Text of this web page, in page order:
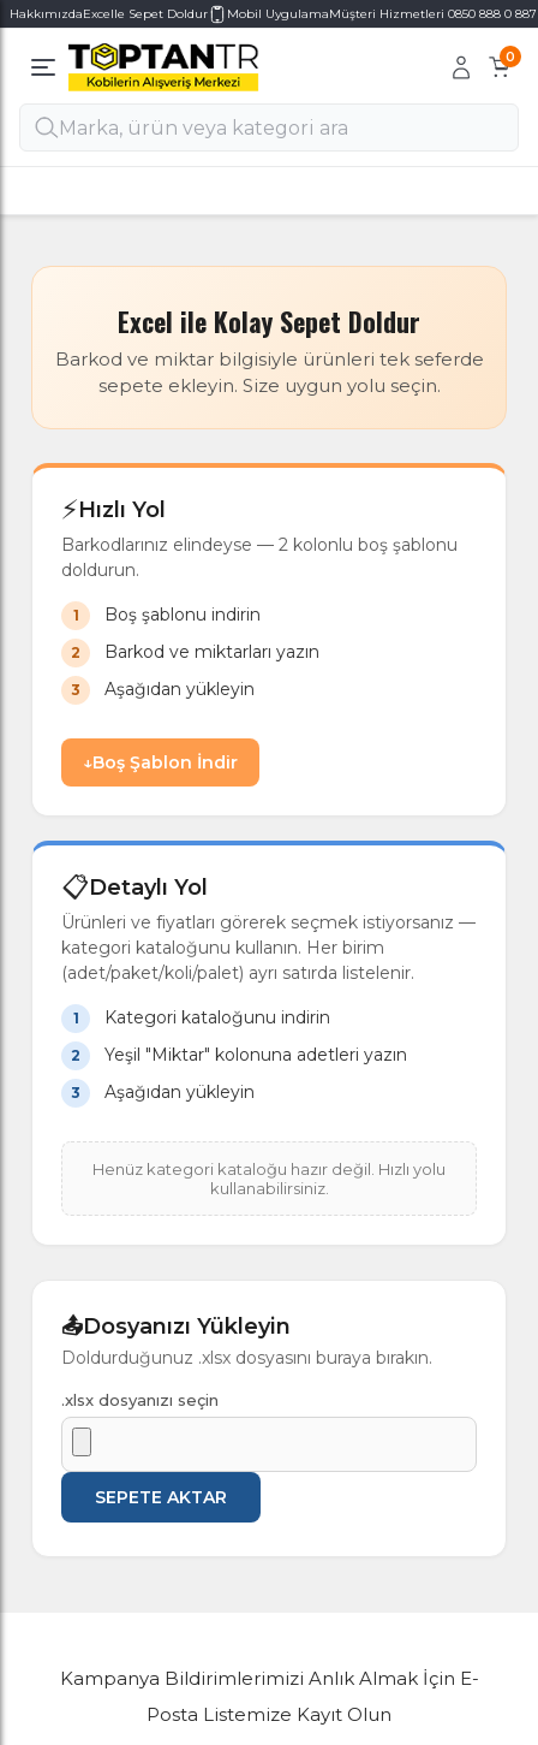
HakkımızdaExcelle Sepet Doldur Mobil UygulamaMüşteri Hizmetleri 0850 888 0 887
0
Alt Kategoriler
Alt Kategoriler
Excel ile Kolay Sepet Doldur
Barkod ve miktar bilgisiyle ürünleri tek seferde
sepete ekleyin. Size uygun yolu seçin.
⚡Hızlı Yol
Barkodlarınız elindeyse — 2 kolonlu boş şablonu
doldurun.
Boş şablonu indirin
Barkod ve miktarları yazın
Aşağıdan yükleyin
↓Boş Şablon İndir
📋Detaylı Yol
Ürünleri ve fiyatları görerek seçmek istiyorsanız —
kategori kataloğunu kullanın. Her birim
(adet/paket/koli/palet) ayrı satırda listelenir.
Kategori kataloğunu indirin
Yeşil "Miktar" kolonuna adetleri yazın
Aşağıdan yükleyin
Henüz kategori kataloğu hazır değil. Hızlı yolu
kullanabilirsiniz.
📤Dosyanızı Yükleyin
Doldurduğunuz .xlsx dosyasını buraya bırakın.
.xlsx dosyanızı seçin
SEPETE AKTAR
Kampanya Bildirimlerimizi Anlık Almak İçin E-
Posta Listemize Kayıt Olun